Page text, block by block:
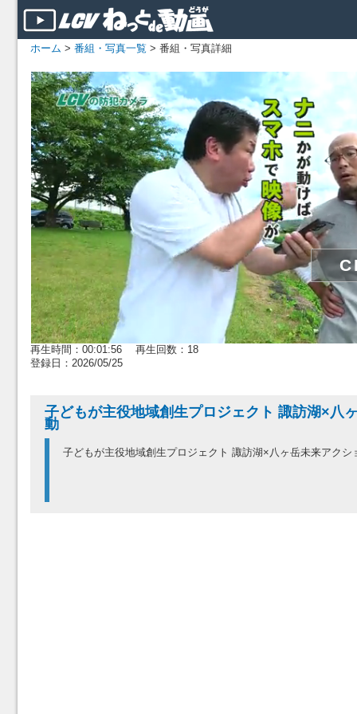
ホーム > 番組・写真一覧 > 番組・写真詳細
再生時間：00:01:56 再生回数：18
登録日：2026/05/25
子どもが主役地域創生プロジェクト 諏訪湖×八
動
子どもが主役地域創生プロジェクト 諏訪湖×八ヶ岳未来アクシ